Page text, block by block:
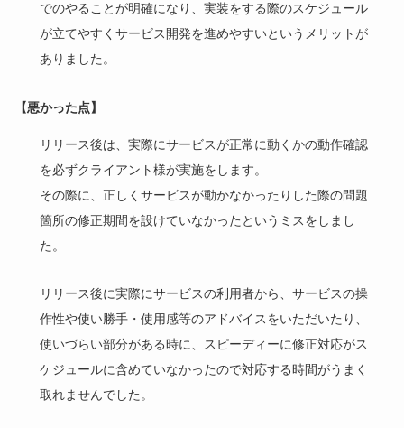
でのやることが明確になり、実装をする際のスケジュール
が立てやすくサービス開発を進めやすいというメリットが
ありました。
【悪かった点】
リリース後は、実際にサービスが正常に動くかの動作確認
を必ずクライアント様が実施をします。
その際に、正しくサービスが動かなかったりした際の問題
箇所の修正期間を設けていなかったというミスをしまし
た。
リリース後に実際にサービスの利用者から、サービスの操
作性や使い勝手・使用感等のアドバイスをいただいたり、
使いづらい部分がある時に、スピーディーに修正対応がス
ケジュールに含めていなかったので対応する時間がうまく
取れませんでした。